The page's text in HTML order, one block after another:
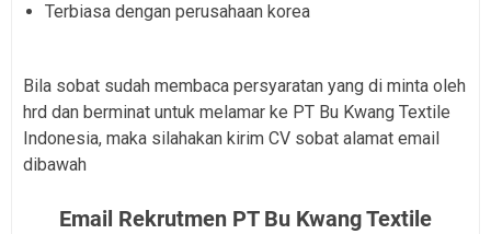
Terbiasa dengan perusahaan korea
Bila sobat sudah membaca persyaratan yang di minta oleh
hrd dan berminat untuk melamar ke PT Bu Kwang Textile
Indonesia, maka silahakan kirim CV sobat alamat email
dibawah
Email Rekrutmen PT Bu Kwang Textile